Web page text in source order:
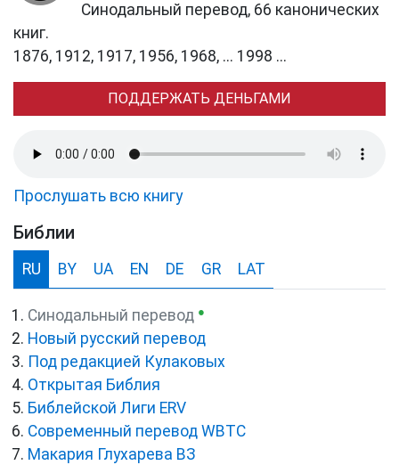
Синодальный перевод, 66 канонических
книг.
1876, 1912, 1917, 1956, 1968, ... 1998 ...
ПОДДЕРЖАТЬ ДЕНЬГАМИ
Прослушать всю книгу
Библии
RU BY UA EN DE GR LAT
Синодальный перевод ●
Новый русский перевод
Под редакцией Кулаковых
Открытая Библия
Библейской Лиги ERV
Cовременный перевод WBTC
Макария Глухарева ВЗ